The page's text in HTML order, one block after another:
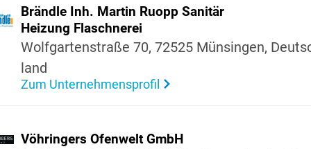
Brändle Inh. Martin Ruopp Sanitär
Heizung Flasch­nerei
Wolf­gar­ten­straße 70, 72525 Münsingen,
land
Zum Unternehmensprofil
Vöhrin­gers Ofen­welt GmbH